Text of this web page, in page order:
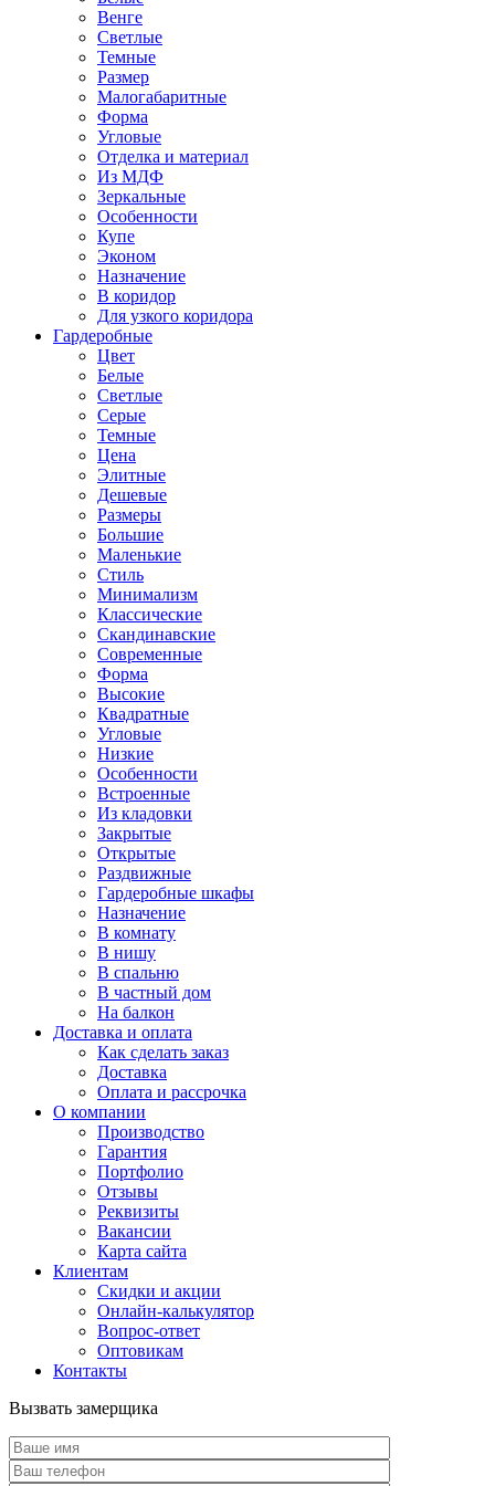
Венге
Светлые
Темные
Размер
Малогабаритные
Форма
Угловые
Отделка и материал
Из МДФ
Зеркальные
Особенности
Купе
Эконом
Назначение
В коридор
Для узкого коридора
Гардеробные
Цвет
Белые
Светлые
Серые
Темные
Цена
Элитные
Дешевые
Размеры
Большие
Маленькие
Стиль
Минимализм
Классические
Скандинавские
Современные
Форма
Высокие
Квадратные
Угловые
Низкие
Особенности
Встроенные
Из кладовки
Закрытые
Открытые
Раздвижные
Гардеробные шкафы
Назначение
В комнату
В нишу
В спальню
В частный дом
На балкон
Доставка и оплата
Как сделать заказ
Доставка
Оплата и рассрочка
О компании
Производство
Гарантия
Портфолио
Отзывы
Реквизиты
Вакансии
Карта сайта
Клиентам
Скидки и акции
Онлайн-калькулятор
Вопрос-ответ
Оптовикам
Контакты
Вызвать замерщика